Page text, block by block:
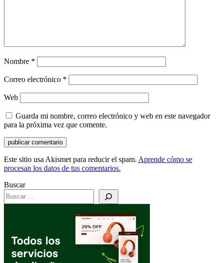
Nombre *
Correo electrónico *
Web
Guarda mi nombre, correo electrónico y web en este navegador
para la próxima vez que comente.
Este sitio usa Akismet para reducir el spam. Aprende cómo se
procesan los datos de tus comentarios.
Buscar